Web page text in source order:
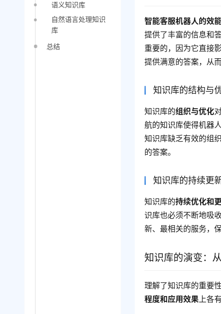
语义知识库
自然语言处理知识
库
总结
智能客服机器人的效
提供了丰富的信息和
重要的，因为它直接
提供满意的答案，从
知识库的结构与
知识库的组织与优化
航的知识库使得机器
知识库缺乏有效的组
的答案。
知识库的持续更
知识库的持续优化和
识库也必须不断地吸
新、最相关的服务，
知识库的演变：
理解了知识库的重要
程度和应用效果上各